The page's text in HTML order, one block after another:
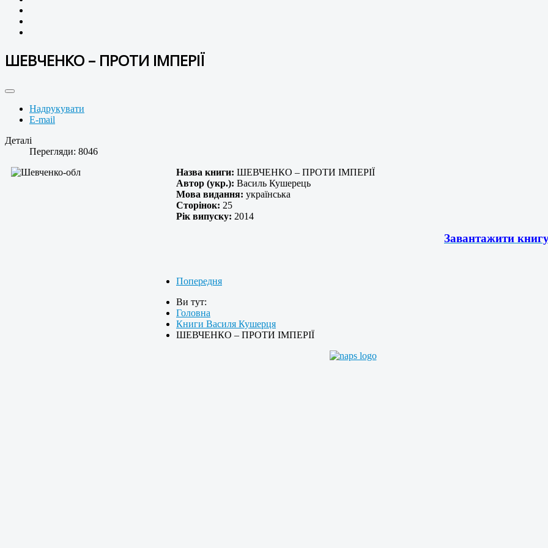
ШЕВЧЕНКО – ПРОТИ ІМПЕРІЇ
Надрукувати
E-mail
Деталі
Перегляди: 8046
Назва книги: ШЕВЧЕНКО – ПРОТИ ІМПЕРІЇ
Автор (укр.): Василь Кушерець
Мова видання: українська
Сторінок: 25
Рік випуску: 2014
Завантажити
Попередня
Ви тут:
Головна
Книги Василя Кушерця
ШЕВЧЕНКО – ПРОТИ ІМПЕРІЇ